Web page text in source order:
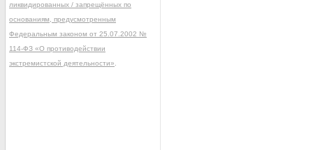
ликвидированных / запрещённых по
основаниям, предусмотренным
Федеральным законом от 25.07.2002 №
114-ФЗ «О противодействии
экстремистской деятельности»